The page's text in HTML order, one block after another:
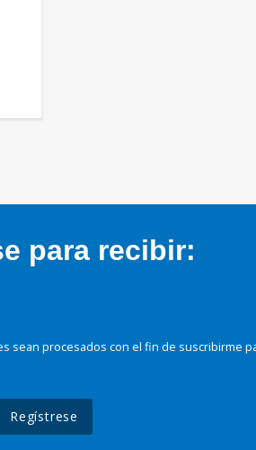
para recibir:
sean procesados con el fin de suscribirme
Regístrese